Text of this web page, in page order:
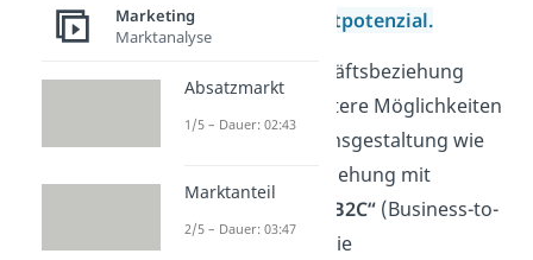
ein riesiges
Marktpotenzial.
Neben der Geschäftsbeziehung
„B2B“ gibt es weitere Möglichkeiten
der Unternehmensgestaltung wie
die Geschäftsbeziehung mit
„B2C“(Business-to-
Consumer) und die
Marketing
Marktanalyse
Absatzmarkt
1/5 – Dauer: 02:43
Marktanteil
2/5 – Dauer: 03:47